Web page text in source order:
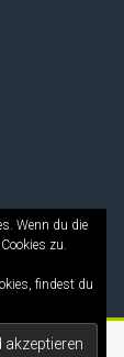
vorbehalten.
Wenn du die
zu.
findest du